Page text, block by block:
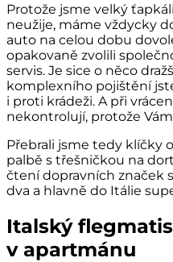
Protože jsme velký
neužije, máme vždycky
auto na celou dobu
opakovaně zvolili
servis. Je sice o něco
komplexního pojištění
i proti krádeži. A při
nekontrolují, protože
Přebrali jsme tedy klíčky
palbě s třešničkou na
čtení dopravních značek
dva a hlavně do Itálie
Italský
v apartmánu